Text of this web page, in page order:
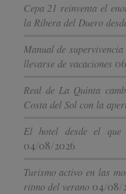
Cepa 21 reinventa el
la Ribera del Duero
Manual de
llevarse de vacaciones
Real de La Quinta
Costa del Sol con la
El hotel desde el que
04/08/2026
Turismo activo en las
ritmo del verano 04/08/